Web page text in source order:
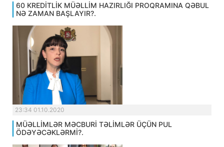
60 KREDİTLİK MÜƏLLİM HAZIRLIĞI PROQRAMINA QƏBUL
NƏ ZAMAN BAŞLAYIR?.
23:34 01.10.2020
MÜƏLLİMLƏR MƏCBURİ TƏLİMLƏR ÜÇÜN PUL
ÖDƏYƏCƏKLƏRMİ?.